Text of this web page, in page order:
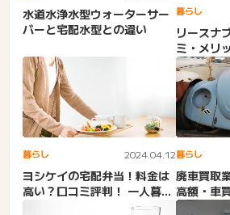
水道水浄水型ウォーターサー
バーと宅配水型との違い
暮らし
リースナ
ミ・メリ
離・買取
暮らし 2024.04.12
ヨシケイの宅配弁当！料金は
高い？口コミ評判！ 一人暮ら
し・メニュー・配達エリア...
暮らし
廃車買取
高額・車
シャルなど